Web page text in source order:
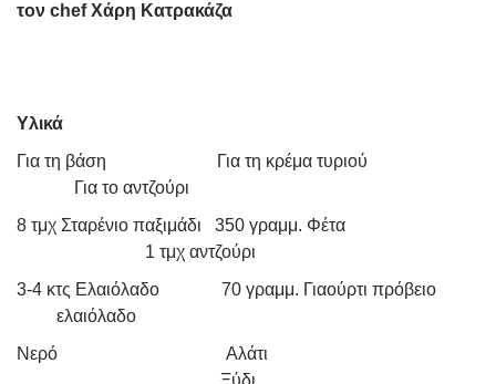
τον chefΧάρη Κατρακάζα
Υλικά
Για τη βάση
Για τη κρέμα τυριού
Για το αντζούρι
8 τμχ Σταρένιο παξιμάδι
350 γραμμ. Φέτα
1 τμχ αντζούρι
3-4 κτς Ελαιόλαδο
70 γραμμ. Γιαούρτι πρόβειο
ελαιόλαδο
Νερό
Αλάτι
Ξύδι